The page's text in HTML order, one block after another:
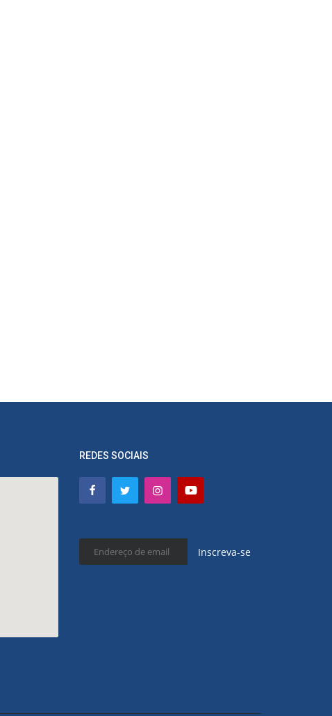
REDES SOCIAIS
Inscreva-se